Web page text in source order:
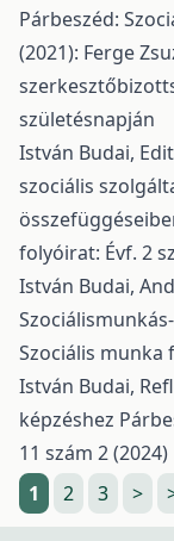
Párbeszéd:
(2021): Ferge
születésnapján
István Budai,
szociális
folyóirat: Évf. 2
István Budai,
Szociális munka
István Budai,
képzéshez
11 szám 2 (2024)
1
2 3 >